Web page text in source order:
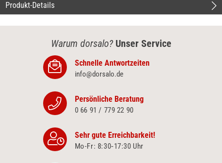
Produkt-Details
Warum dorsalo? Unser Service
Schnelle Antwortzeiten
info@dorsalo.de
Persönliche Beratung
0 66 91 / 779 22 90
Sehr gute Erreichbarkeit!
Mo-Fr: 8:30‑17:30 Uhr